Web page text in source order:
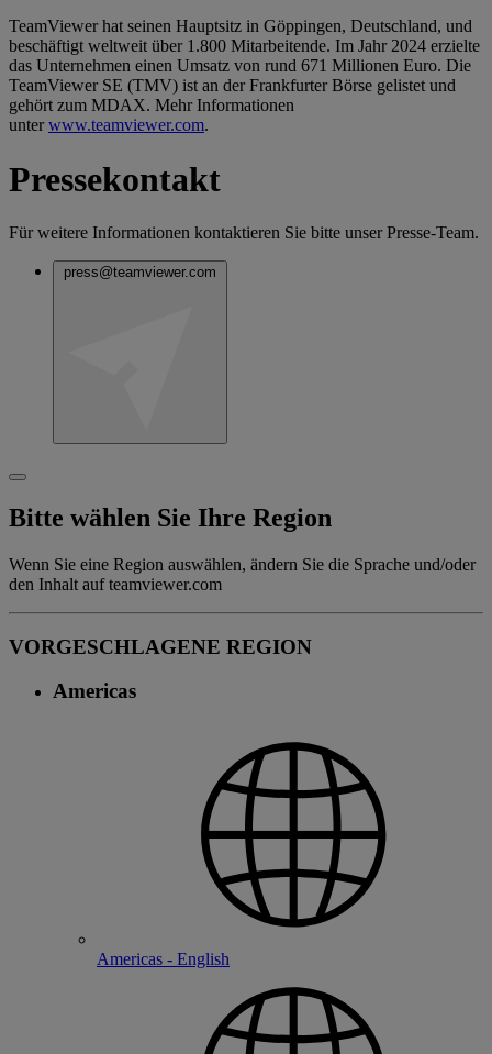
TeamViewer hat seinen Hauptsitz in Göppingen, Deutschland, und
beschäftigt weltweit über 1.800 Mitarbeitende. Im Jahr 2024 erzielte
das Unternehmen einen Umsatz von rund 671 Millionen Euro. Die
TeamViewer SE (TMV) ist an der Frankfurter Börse gelistet und
gehört zum MDAX. Mehr Informationen
unterwww.teamviewer.com.
Pressekontakt
Für weitere Informationen kontaktieren Sie bitte unser Presse-Team.
press@teamviewer.com
Bitte wählen Sie Ihre Region
Wenn Sie eine Region auswählen, ändern Sie die Sprache und/oder
den Inhalt auf teamviewer.com
VORGESCHLAGENE REGION
Americas
Americas - English